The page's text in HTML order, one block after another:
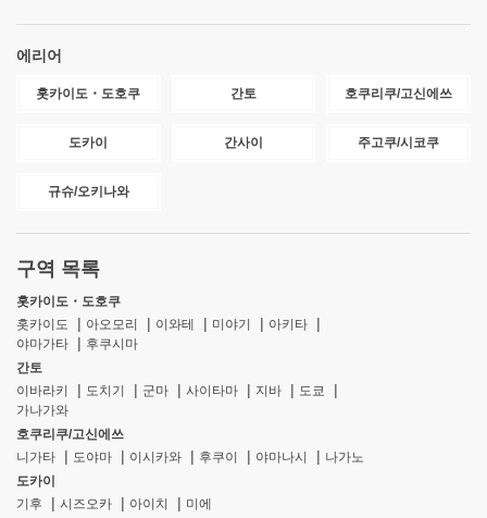
에리어
홋카이도・도호쿠 간토 호쿠리쿠/고신에쓰
도카이 간사이 주고쿠/시코쿠
규슈/오키나와
구역 목록
홋카이도・도호쿠
홋카이도
아오모리 이와테 미야기
아키타
야마가타
후쿠시마
간토
이바라키
도치기 군마 사이타마 지바
도쿄
가나가와
호쿠리쿠/고신에쓰
니가타
도야마 이시카와 후쿠이 야마나시
나가노
도카이
기후
시즈오카 아이치
미에